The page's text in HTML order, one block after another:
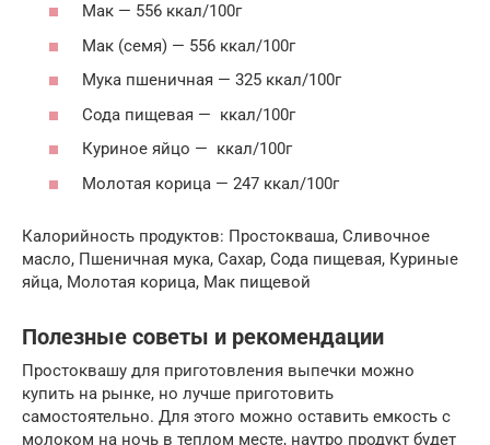
Мак — 556 ккал/100г
Мак (семя) — 556 ккал/100г
Мука пшеничная — 325 ккал/100г
Сода пищевая — ккал/100г
Куриное яйцо — ккал/100г
Молотая корица — 247 ккал/100г
Калорийность продуктов: Простокваша, Сливочное
масло, Пшеничная мука, Сахар, Сода пищевая, Куриные
яйца, Молотая корица, Мак пищевой
Полезные советы и рекомендации
Простоквашу для приготовления выпечки можно
купить на рынке, но лучше приготовить
самостоятельно. Для этого можно оставить емкость с
молоком на ночь в теплом месте, наутро продукт будет